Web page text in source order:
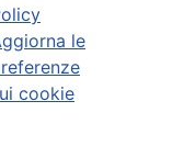
le
cookie